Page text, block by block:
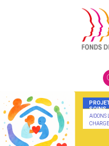
AIDONS
SOINS